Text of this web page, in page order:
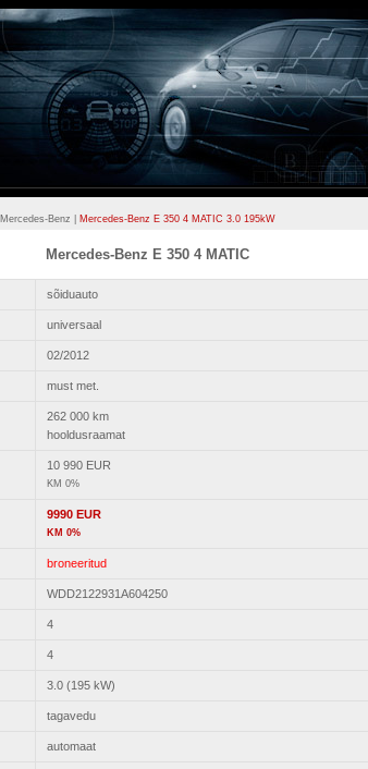
Mercedes-Benz Mercedes-Benz E 350 4 MATIC 3.0 195kW
Mercedes-Benz E 350 4 MATIC
sõiduauto
universaal
02/2012
must met.
262 000 km
hooldusraamat
10 990 EUR
KM 0%
9990 EUR
KM 0%
broneeritud
WDD2122931A604250
4
4
3.0 (195 kW)
tagavedu
automaat